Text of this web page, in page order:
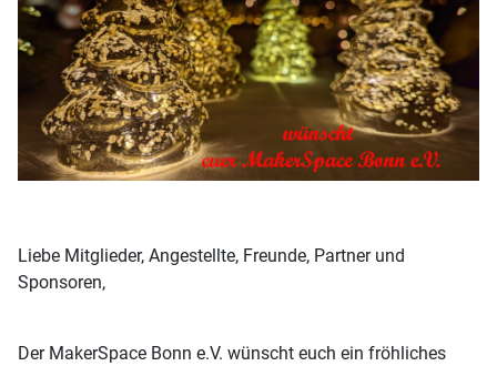
Liebe Mitglieder, Angestellte, Freunde, Partner und
Sponsoren,
Der MakerSpace Bonn e.V. wünscht euch ein fröhliches